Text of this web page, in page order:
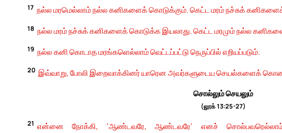
17 நல்ல மரமெல்லாம் நல்ல கனிகளைக் கொடுக்கும். கெட்ட மரம் நச்சுக்
18 நல்ல மரம் நச்சுக் கனிகளைக் கொடுக்க இயலாது. கெட்ட மரமும் நல்ல
19 நல்ல கனி கொடாத மரங்களெல்லாம் வெட்டப்பட்டு நெருப்பில் எறியப்படும்.
20 இவ்வாறு, போலி இறைவாக்கினர் யாரென அவர்களுடைய செயல்களைக்
சொல்லும் செயலும்
(லூக் 13:25-27)
21 என்னை நோக்கி, ‘ஆண்டவரே, ஆண்டவரே’ எனச் சொல்பவரெல்லாம்